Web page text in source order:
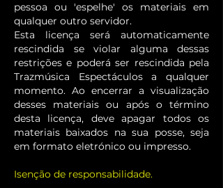
pessoa ou 'espelhe' os materiais em
qualquer outro servidor.
Esta licença será automaticamente
rescindida se violar alguma dessas
restrições e poderá ser rescindida pela
Trazmúsica Espectáculos a qualquer
momento. Ao encerrar a visualização
desses materiais ou após o término
desta licença, deve apagar todos os
materiais baixados na sua posse, seja
em formato eletrónico ou impresso.
Isenção de responsabilidade.